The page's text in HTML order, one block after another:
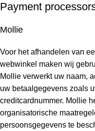
Payment
Mollie
Voor het afhandelen van
webwinkel maken wij
Mollie verwerkt uw naam,
uw betaalgegevens zoals
creditcardnummer. Mollie
organisatorische
persoonsgegevens te